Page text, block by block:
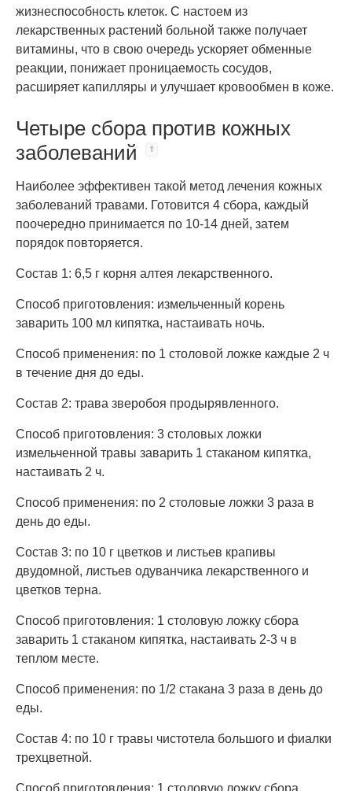
жизнеспособность клеток. С настоем из
лекарственных растений больной также получает
витамины, что в свою очередь ускоряет обменные
реакции, понижает проницаемость сосудов,
расширяет капилляры и улучшает кровообмен в коже.
Четыре сбора против кожных
заболеваний
Наиболее эффективен такой метод лечения кожных
заболеваний травами. Готовится 4 сбора, каждый
поочередно принимается по 10-14 дней, затем
порядок повторяется.
Состав 1: 6,5 г корня алтея лекарственного.
Способ приготовления: измельченный корень
заварить 100 мл кипятка, настаивать ночь.
Способ применения: по 1 столовой ложке каждые 2 ч
в течение дня до еды.
Состав 2: трава зверобоя продырявленного.
Способ приготовления: 3 столовых ложки
измельченной травы заварить 1 стаканом кипятка,
настаивать 2 ч.
Способ применения: по 2 столовые ложки 3 раза в
день до еды.
Состав 3: по 10 г цветков и листьев крапивы
двудомной, листьев одуванчика лекарственного и
цветков терна.
Способ приготовления: 1 столовую ложку сбора
заварить 1 стаканом кипятка, настаивать 2-3 ч в
теплом месте.
Способ применения: по 1/2 стакана 3 раза в день до
еды.
Состав 4: по 10 г травы чистотела большого и фиалки
трехцветной.
Способ приготовления: 1 столовую ложку сбора